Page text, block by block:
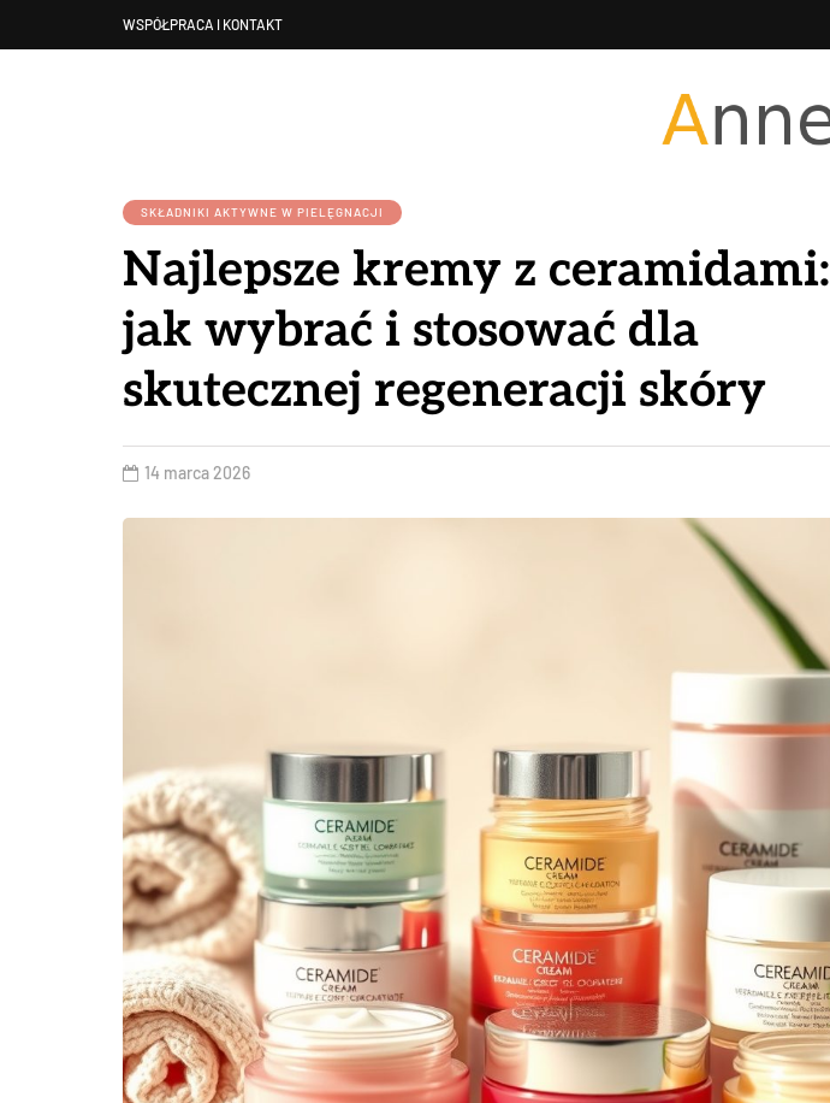
WSPÓŁPRACA I KONTAKT
SKŁADNIKI AKTYWNE W PIELĘGNACJI
Najlepsze kremy z ceramidami:
jak wybrać i stosować dla
skutecznej regeneracji skóry
14 marca 2026